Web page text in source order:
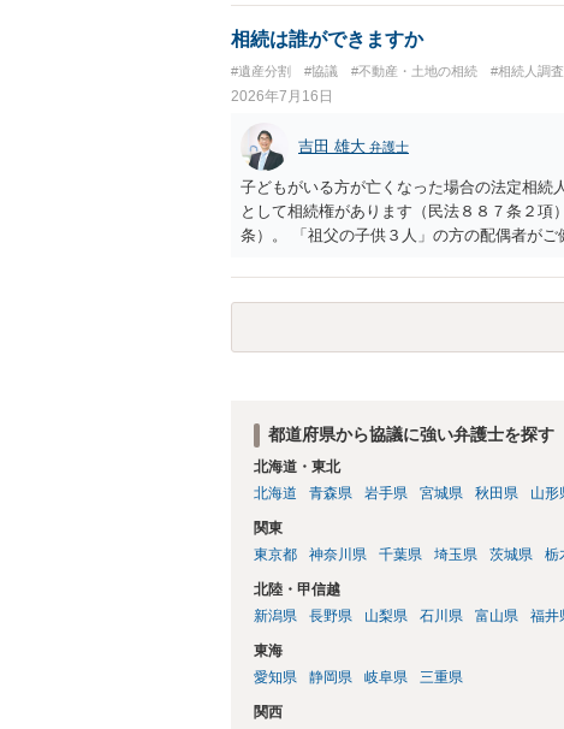
ることはできますか。 →分割を拒否するとい
受取を指定されててもいらないと拒否するこ
相続は誰ができますか
#遺産分割 #協議 #不動産・土地の相続 #相続人調
2026年7月16日
吉田 雄大 弁護士
子どもがいる方が亡くなった場合の法定相続
として相続権があります（民法８８７条２項
条）。 「祖父の子供３人」の方の配偶者が
都道府県から協議に強い弁護士を探す
北海道・東北
北海道
青森県 岩手県 宮城県 秋田県 山形
関東
東京都
神奈川県 千葉県 埼玉県 茨城県 栃
北陸・甲信越
新潟県
長野県 山梨県 石川県 富山県 福井
東海
愛知県
静岡県 岐阜県 三重県
関西